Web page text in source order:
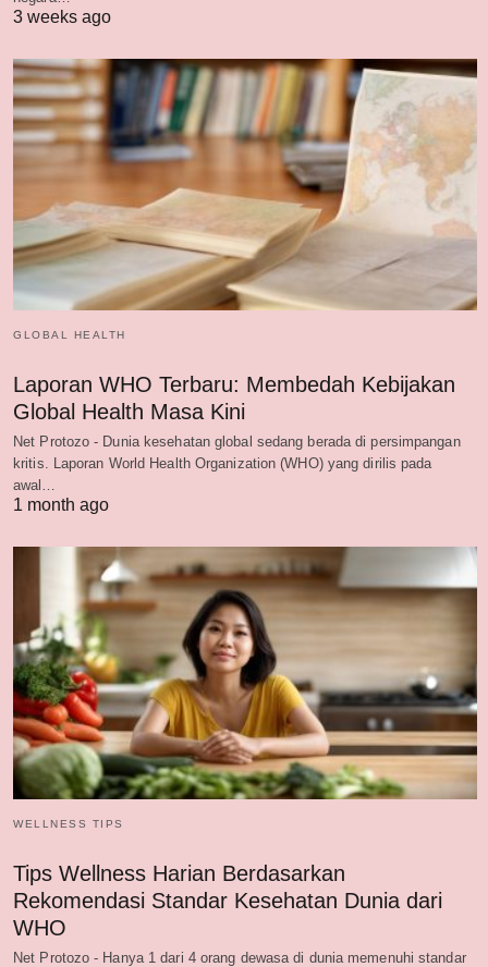
3 weeks ago
GLOBAL HEALTH
Laporan WHO Terbaru: Membedah Kebijakan
Global Health Masa Kini
Net Protozo - Dunia kesehatan global sedang berada di persimpangan
kritis. Laporan World Health Organization (WHO) yang dirilis pada
awal…
1 month ago
WELLNESS TIPS
Tips Wellness Harian Berdasarkan
Rekomendasi Standar Kesehatan Dunia dari
WHO
Net Protozo - Hanya 1 dari 4 orang dewasa di dunia memenuhi standar